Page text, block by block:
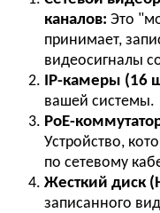
каналов: Это
принимает,
видеосигналы
IP-камеры (16
вашей системы.
PoE-
Устройство,
по сетевому
Жесткий диск
записанного